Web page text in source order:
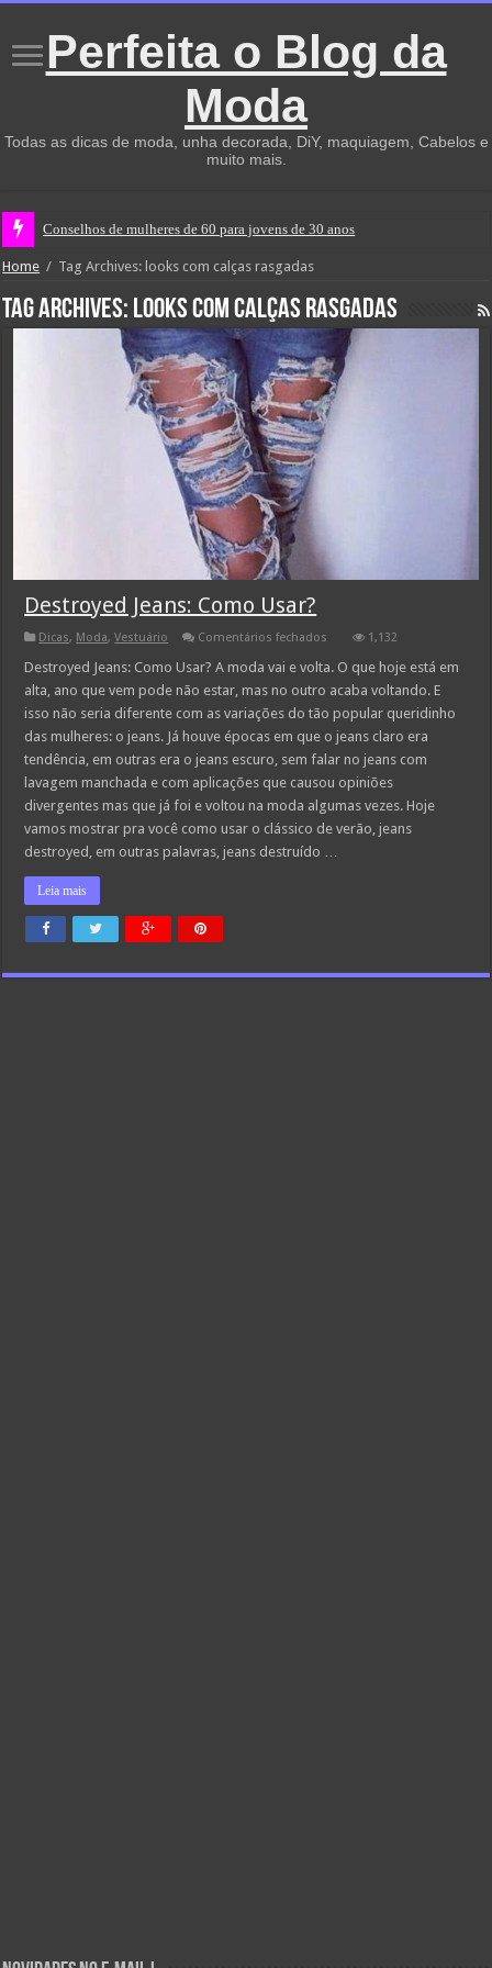
Perfeita o Blog da
Moda
Todas as dicas de moda, unha decorada, DiY, maquiagem, Cabelos e
muito mais.
Conselhos de mulheres de 60 para jovens de 30 anos
Home / Tag Archives: looks com calças rasgadas
Tag Archives: looks com calças rasgadas
Destroyed Jeans: Como Usar?
Dicas, Moda,Vestuário Comentários fechados
Jeans:
Como
Usar?
1,132
Destroyed Jeans: Como Usar? A moda vai e volta. O que hoje está em
alta, ano que vem pode não estar, mas no outro acaba voltando. E
isso não seria diferente com as variações do tão popular queridinho
das mulheres: o jeans. Já houve épocas em que o jeans claro era
tendência, em outras era o jeans escuro, sem falar no jeans com
lavagem manchada e com aplicações que causou opiniões
divergentes mas que já foi e voltou na moda algumas vezes. Hoje
vamos mostrar pra você como usar o clássico de verão, jeans
destroyed, em outras palavras, jeans destruído …
Leia mais